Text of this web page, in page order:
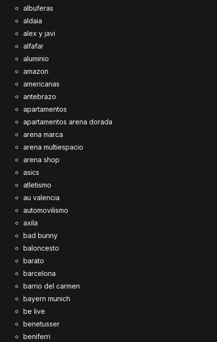
albuferas
aldaia
alex y javi
alfafar
aluminio
amazon
americanas
antebrazo
apartamentos
apartamentos arena dorada
arena marca
arena multiespacio
arena shop
asics
atletismo
au valencia
automovilismo
axila
bad bunny
baloncesto
barato
barcelona
barrio del carmen
bayern munich
be live
benetusser
beniferri